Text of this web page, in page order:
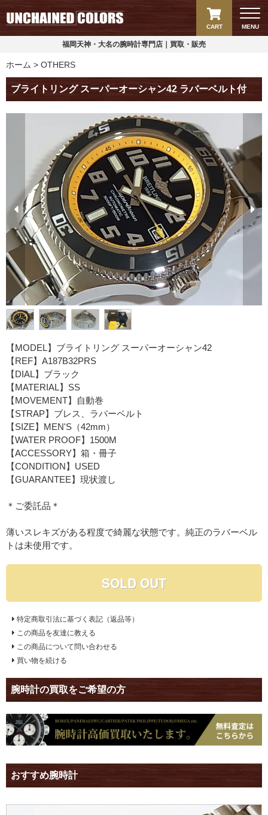
MENU
CART
福岡天神・大名の腕時計専門店｜買取・販売
ホーム OTHERS
ブライトリング スーパーオーシャン42 ラバーベルト付
【MODEL】ブライトリング スーパーオーシャン42
【REF】A187B32PRS
【DIAL】ブラック
【MATERIAL】SS
【MOVEMENT】自動巻
【STRAP】ブレス、ラバーベルト
【SIZE】MEN'S（42mm）
【WATER PROOF】1500M
【ACCESSORY】箱・冊子
【CONDITION】USED
【GUARANTEE】現状渡し
＊ご委託品＊
薄いスレキズがある程度で綺麗な状態です。純正のラバーベル
トは未使用です。
SOLD OUT
特定商取引法に基づく表記（返品等）
この商品を友達に教える
この商品について問い合わせる
買い物を続ける
腕時計の買取をご希望の方
おすすめ腕時計